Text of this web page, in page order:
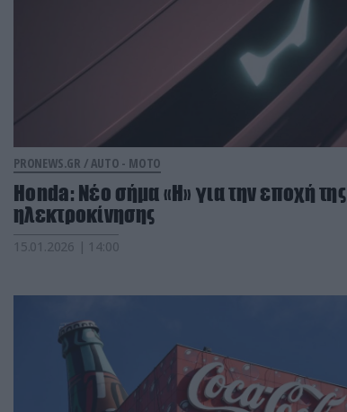
PRONEWS.GR /AUTO - MOTO
Honda: Νέο σήμα «H» για την εποχή της
ηλεκτροκίνησης
15.01.2026 | 14:00